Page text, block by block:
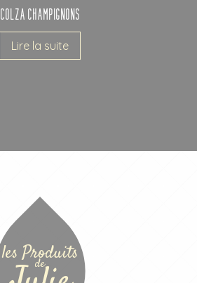
Colza champignons
Lire la suite
les Produits
de